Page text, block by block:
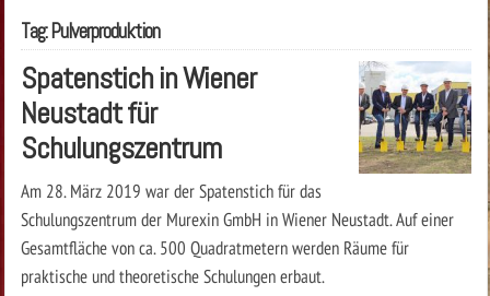
Tag: Pulverproduktion
Spatenstich in Wiener
Neustadt für
Schulungszentrum
Am 28. März 2019 war der Spatenstich für das
Schulungszentrum der Murexin GmbH in Wiener Neustadt. Auf einer
Gesamtfläche von ca. 500 Quadratmetern werden Räume für
praktische und theoretische Schulungen erbaut.